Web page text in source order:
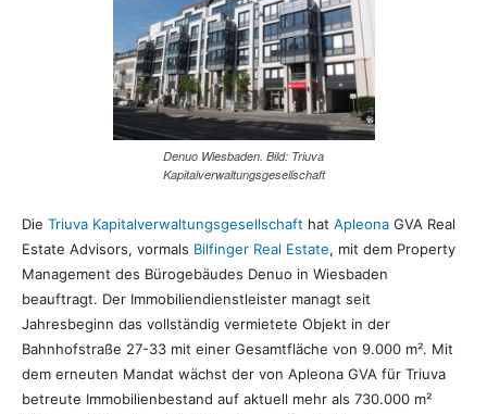
Denuo Wiesbaden. Bild: Triuva
Kapitalverwaltungsgesellschaft
Die Triuva Kapitalverwaltungsgesellschaft hat Apleona GVA Real
Estate Advisors, vormals Bilfinger Real Estate, mit dem Property
Management des Bürogebäudes Denuo in Wiesbaden
beauftragt. Der Immobiliendienstleister managt seit
Jahresbeginn das vollständig vermietete Objekt in der
Bahnhofstraße 27-33 mit einer Gesamtfläche von 9.000 m². Mit
dem erneuten Mandat wächst der von Apleona GVA für Triuva
betreute Immobilienbestand auf aktuell mehr als 730.000 m²